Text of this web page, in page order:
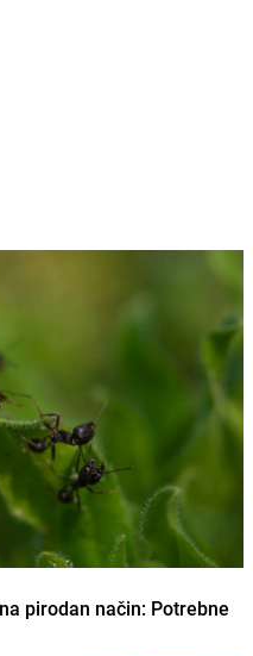
pirodan način: Potrebne